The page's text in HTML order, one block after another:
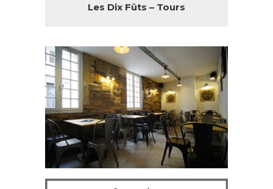
Les Dix Fûts – Tours